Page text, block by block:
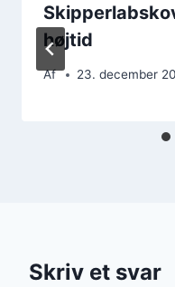
højtid
Af 23. december
Skriv et svar